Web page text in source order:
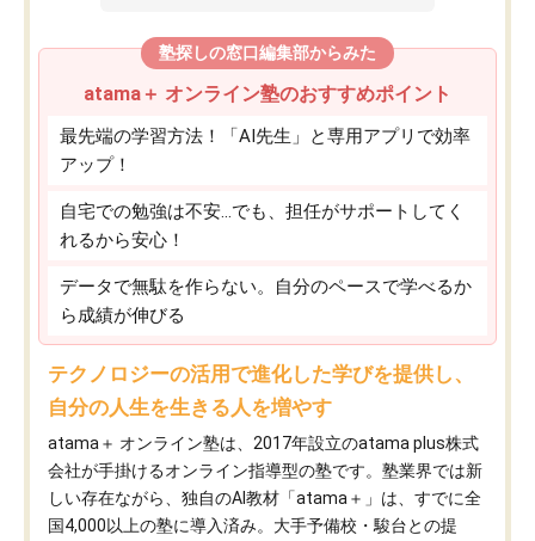
塾探しの窓口編集部からみた
atama＋ オンライン塾のおすすめポイント
最先端の学習方法！「AI先生」と専用アプリで効率
アップ！
自宅での勉強は不安…でも、担任がサポートしてく
れるから安心！
データで無駄を作らない。自分のペースで学べるか
ら成績が伸びる
テクノロジーの活用で進化した学びを提供し、
自分の人生を生きる人を増やす
atama＋ オンライン塾は、2017年設立のatama plus株式
会社が手掛けるオンライン指導型の塾です。塾業界では新
しい存在ながら、独自のAI教材「atama＋」は、すでに全
国4,000以上の塾に導入済み。大手予備校・駿台との提